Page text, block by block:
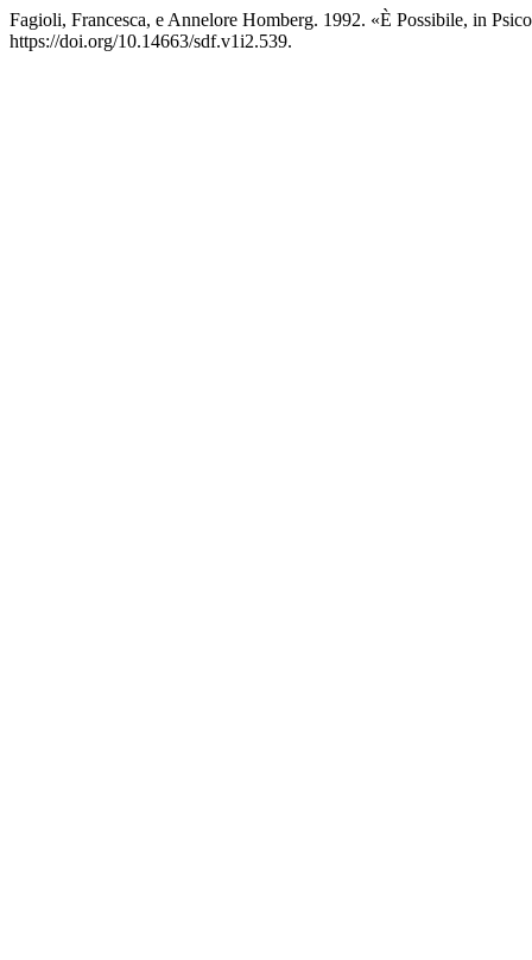
Fagioli, Francesca, e Annelore Homberg. 1992. «Ѐ Possibile, in
https://doi.org/10.14663/sdf.v1i2.539.